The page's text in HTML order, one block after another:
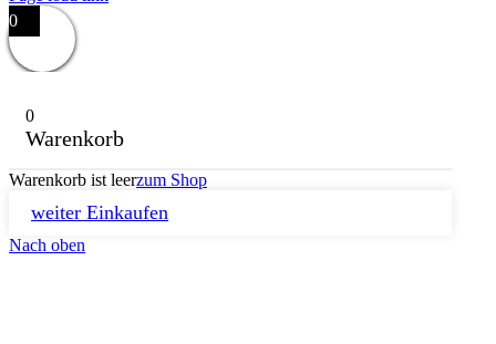
0
0
Warenkorb
Warenkorb ist leerzum Shop
weiter Einkaufen
Nach oben